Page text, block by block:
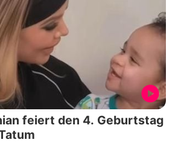
feiert den 4. Geburtstag